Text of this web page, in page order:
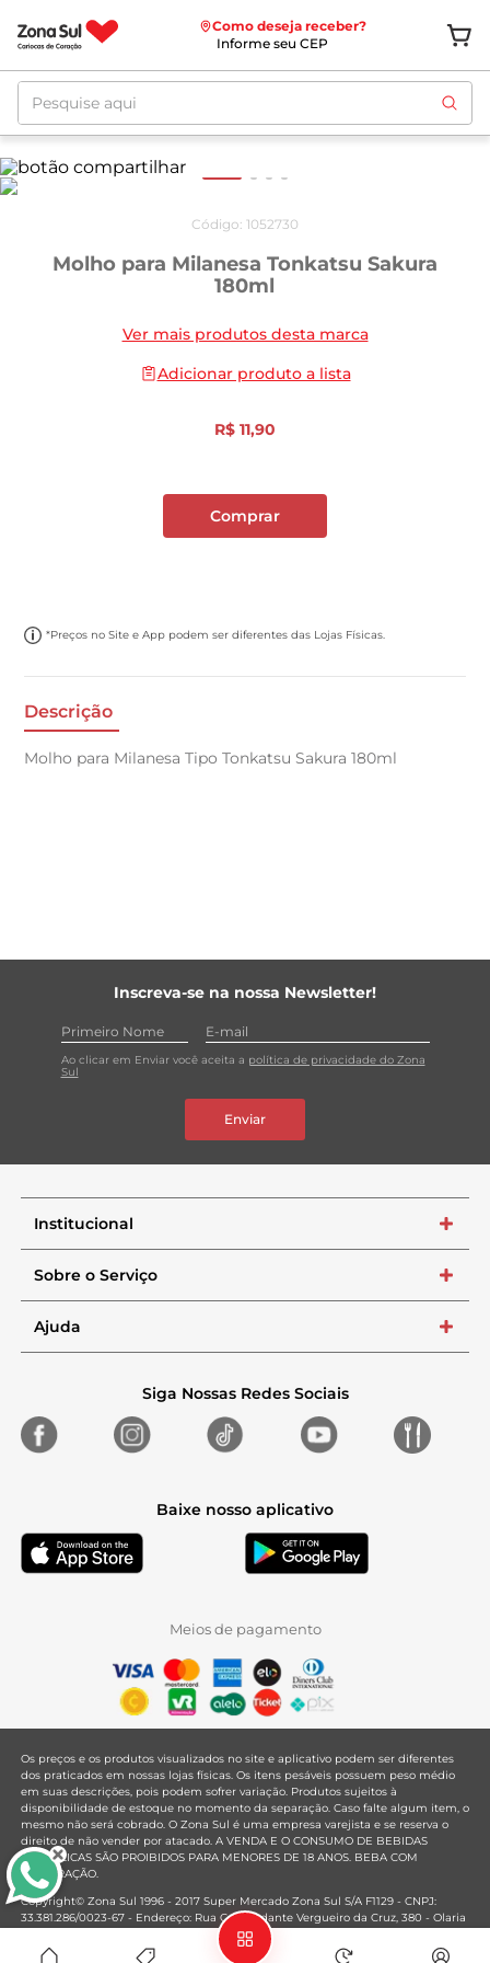
Como deseja receber?
Informe seu CEP
Pesquise aqui
Código: 1052730
Molho para Milanesa Tonkatsu Sakura
180ml
Ver mais produtos desta marca
Adicionar produto a lista
R$ 11,90
Comprar
*Preços no Site e App podem ser diferentes das Lojas Físicas.
Descrição
Molho para Milanesa Tipo Tonkatsu Sakura 180ml
Inscreva-se na nossa Newsletter!
Ao clicar em Enviar você aceita a política de privacidade do Zona
Sul
Enviar
Institucional +
Sobre o Serviço +
Ajuda +
Siga Nossas Redes Sociais
Baixe nosso aplicativo
Meios de pagamento
Os preços e os produtos visualizados no site e aplicativo podem ser diferentes
dos praticados em nossas lojas físicas. Os itens pesáveis possuem peso médio
em suas descrições, pois podem sofrer variação. Produtos sujeitos à
disponibilidade de estoque no momento da separação. Caso falte algum item, o
mesmo não será cobrado. O Zona Sul é uma empresa varejista e se reserva o
direito de não vender por atacado. A VENDA E O CONSUMO DE BEBIDAS
ALCOÓLICAS SÃO PROIBIDOS PARA MENORES DE 18 ANOS. BEBA COM
MODERAÇÃO.
Copyright© Zona Sul 1996 - 2017 Super Mercado Zona Sul S/A F1129 - CNPJ:
33.381.286/0023-67 - Endereço: Rua Comandante Vergueiro da Cruz, 380 - Olaria
- Rio de Janeiro - RJ - CEP: 21021-020